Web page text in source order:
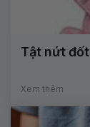
Tật nứt
Xem thêm